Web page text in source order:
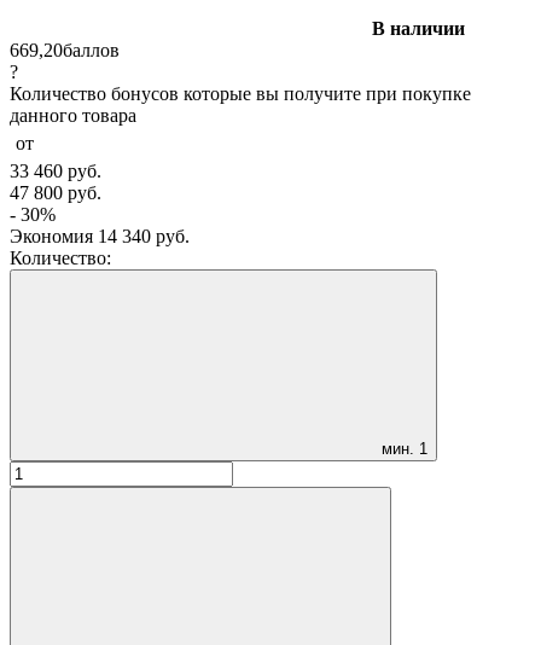
В наличии
669,20баллов
?
Количество бонусов которые вы получите при покупке
данного товара
от
33 460 руб.
47 800 руб.
- 30%
Экономия 14 340 руб.
Количество:
мин. 1